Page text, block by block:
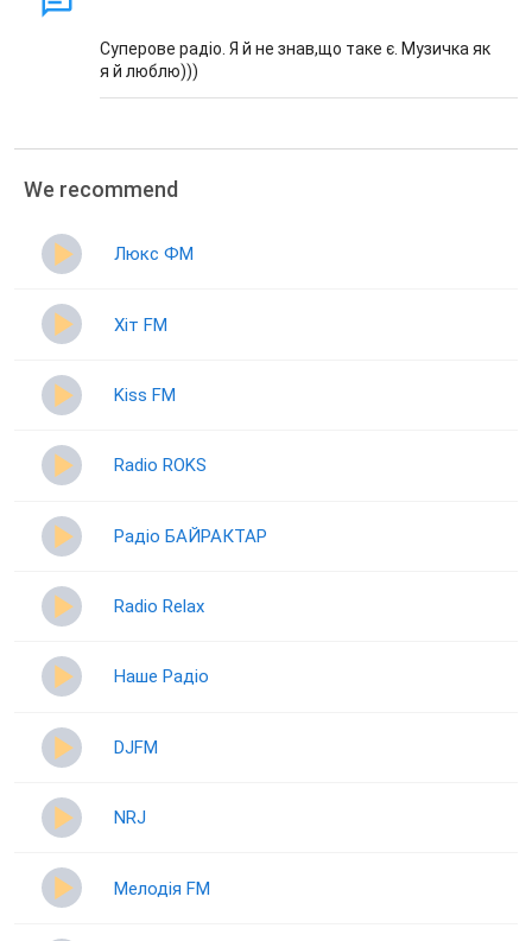
Суперове радіо. Я й не знав,що таке є. Музичка як
я й люблю)))
We recommend
Люкс ФМ
Хіт FM
Kiss FM
Radio ROKS
Радіо БАЙРАКТАР
Radio Relax
Наше Радіо
DJFM
NRJ
Мелодія FM